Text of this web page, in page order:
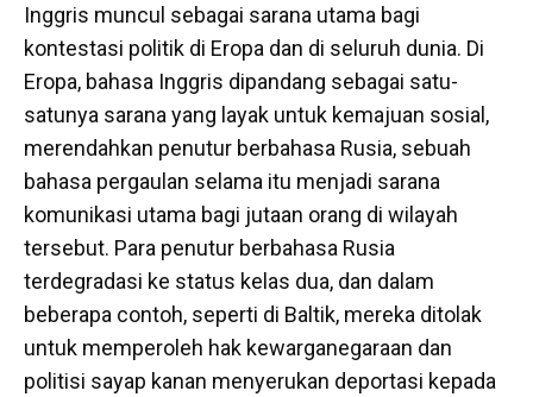
Inggris muncul sebagai sarana utama bagi
kontestasi politik di Eropa dan di seluruh dunia. Di
Eropa, bahasa Inggris dipandang sebagai satu-
satunya sarana yang layak untuk kemajuan sosial,
merendahkan penutur berbahasa Rusia, sebuah
bahasa pergaulan selama itu menjadi sarana
komunikasi utama bagi jutaan orang di wilayah
tersebut. Para penutur berbahasa Rusia
terdegradasi ke status kelas dua, dan dalam
beberapa contoh, seperti di Baltik, mereka ditolak
untuk memperoleh hak kewarganegaraan dan
politisi sayap kanan menyerukan deportasi kepada